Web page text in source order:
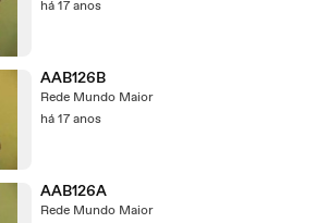
há 17 anos
AAB126B
Rede Mundo Maior
há 17 anos
AAB126A
Rede Mundo Maior